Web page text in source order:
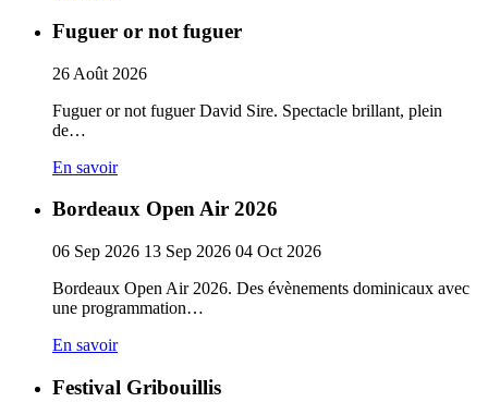
Fuguer or not fuguer
26 Août 2026
Fuguer or not fuguer David Sire. Spectacle brillant, plein
de…
En savoir
Bordeaux Open Air 2026
06 Sep 2026 13 Sep 2026 04 Oct 2026
Bordeaux Open Air 2026. Des évènements dominicaux avec
une programmation…
En savoir
Festival Gribouillis